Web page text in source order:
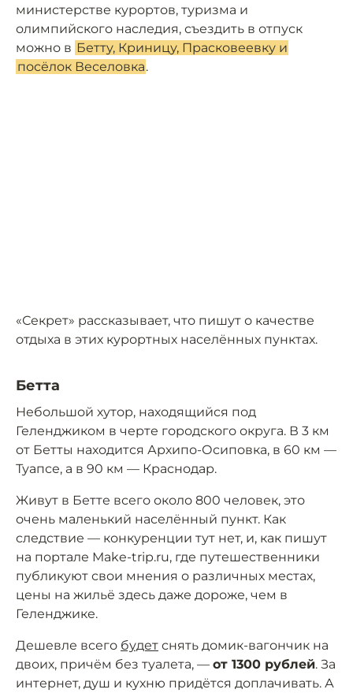
министерстве курортов, туризма и
олимпийского наследия, съездить в отпуск
можно в Бетту, Криницу, Прасковеевку и
посёлок Веселовка.
«Секрет» рассказывает, что пишут о качестве
отдыха в этих курортных населённых пунктах.
Бетта
Небольшой хутор, находящийся под
Геленджиком в черте городского округа. В 3 км
от Бетты находится Архипо-Осиповка, в 60 км —
Туапсе, а в 90 км — Краснодар.
Живут в Бетте всего около 800 человек, это
очень маленький населённый пункт. Как
следствие — конкуренции тут нет, и, как пишут
на портале Make-trip.ru, где путешественники
публикуют свои мнения о различных местах,
цены на жильё здесь даже дороже, чем в
Геленджике.
Дешевле всего будет снять домик-вагончик на
двоих, причём без туалета, — от 1300 рублей. За
интернет, душ и кухню придётся доплачивать. А